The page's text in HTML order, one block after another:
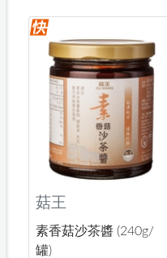
菇王
素香菇沙茶醬 (240g/
罐)